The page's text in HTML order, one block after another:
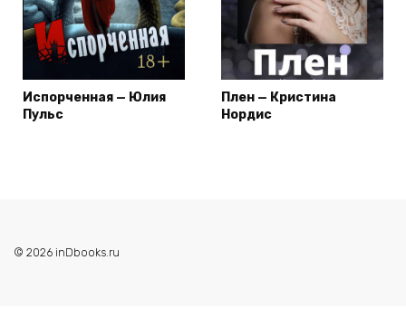
Испорченная — Юлия
Пульс
Плен — Кристина
Нордис
© 2026 inDbooks.ru